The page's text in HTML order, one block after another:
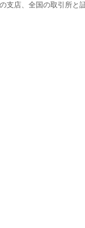
店、全国の取引所と